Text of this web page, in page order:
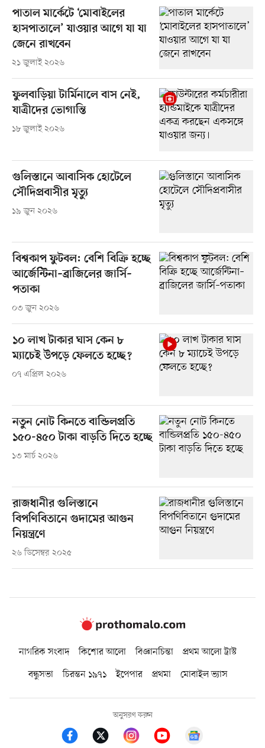
পাতাল মার্কেটে ‘মোবাইলের
হাসপাতালে’ যাওয়ার আগে যা যা
জেনে রাখবেন
২১ জুলাই ২০২৬
ফুলবাড়িয়া টার্মিনালে বাস নেই,
যাত্রীদের ভোগান্তি
১৮ জুলাই ২০২৬
গুলিস্তানে আবাসিক হোটেলে
সৌদিপ্রবাসীর মৃত্যু
১৯ জুন ২০২৬
বিশ্বকাপ ফুটবল: বেশি বিক্রি হচ্ছে
আর্জেন্টিনা–ব্রাজিলের জার্সি–
পতাকা
০৩ জুন ২০২৬
১০ লাখ টাকার ঘাস কেন ৮
ম্যাচেই উপড়ে ফেলতে হচ্ছে?
০৭ এপ্রিল ২০২৬
নতুন নোট কিনতে বান্ডিলপ্রতি
১৫০-৪৫০ টাকা বাড়তি দিতে হচ্ছে
১৩ মার্চ ২০২৬
রাজধানীর গুলিস্তানে
বিপণিবিতানে গুদামের আগুন
নিয়ন্ত্রণে
২৬ ডিসেম্বর ২০২৫
নাগরিক সংবাদ কিশোর আলো বিজ্ঞানচিন্তা
প্রথম আলো ট্রাস্ট
বন্ধুসভা
চিরন্তন ১৯৭১ ইপেপার প্রথমা মোবাইল ভ্যাস
অনুসরণ করুন